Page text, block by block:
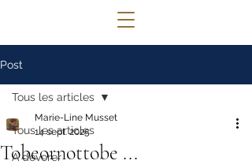
Post
Tous les articles
A dévorer
Tous les articles
Tobeornottobe ...
Marie-Line Musset
14 sept. 2025